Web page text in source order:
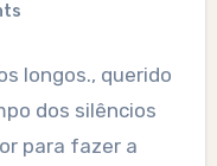
longos., querido
dos silêncios
para fazer a